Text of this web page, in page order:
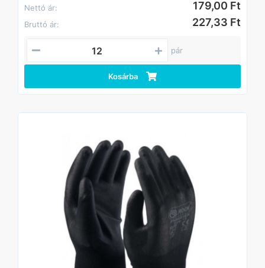
Nettó ár: 179,00 Ft
Bruttó ár: 227,33 Ft
pár
Kosárba